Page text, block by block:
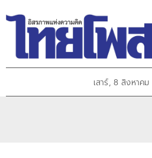
เสาร์, 8 สิงหาค